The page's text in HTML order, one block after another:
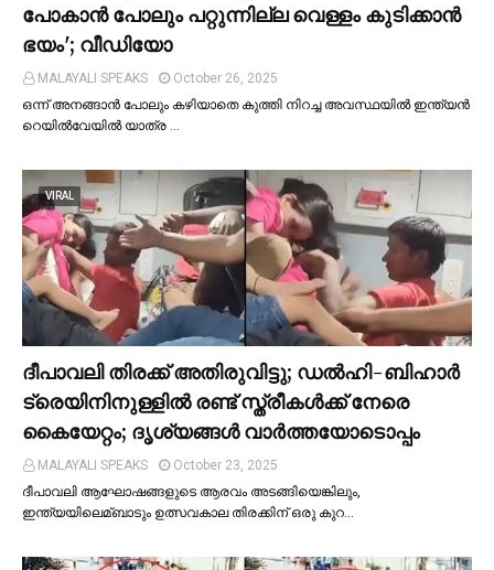
പോകാന്‍ പോലും പറ്റുന്നില്ല വെള്ളം കുടിക്കാന്‍
ഭയം'; വീഡിയോ
MALAYALI SPEAKS
October 26, 2025
ഒന്ന് അനങ്ങാന്‍ പോലും കഴിയാതെ കുത്തി നിറച്ച അവസ്ഥയില്‍ ഇന്ത്യന്‍
റെയില്‍വേയില്‍ യാത്ര …
VIRAL
ദീപാവലി തിരക്ക് അതിരുവിട്ടു; ഡല്‍ഹി-ബിഹാര്‍
ട്രെയിനിനുള്ളില്‍ രണ്ട് സ്ത്രീകള്‍ക്ക് നേരെ
കൈയേറ്റം; ദൃശ്യങ്ങള്‍ വാർത്തയോടൊപ്പം
MALAYALI SPEAKS
October 23, 2025
ദീപാവലി ആഘോഷങ്ങളുടെ ആരവം അടങ്ങിയെങ്കിലും,
ഇന്ത്യയിലെമ്ബാടും ഉത്സവകാല തിരക്കിന് ഒരു കുറ…